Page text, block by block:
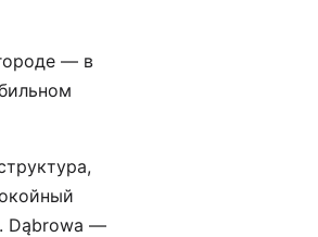
— в
Dąbrowa —